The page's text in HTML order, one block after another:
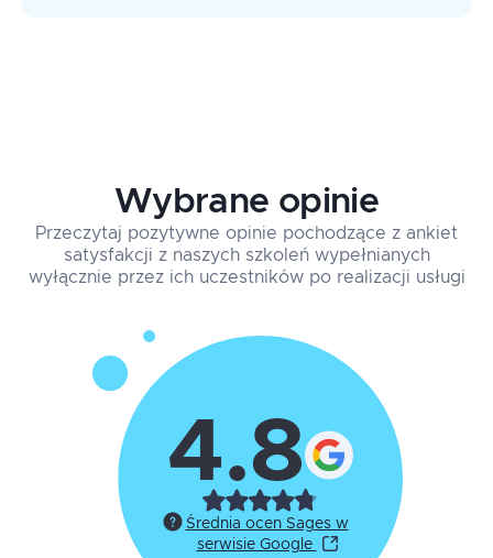
Wybrane opinie
Przeczytaj pozytywne opinie pochodzące z ankiet
satysfakcji z naszych szkoleń wypełnianych
wyłącznie przez ich uczestników po realizacji usługi
4.8
Średnia ocen Sages w
serwisie Google